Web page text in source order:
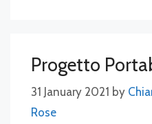
Progetto
31 January 2021 by
Rose